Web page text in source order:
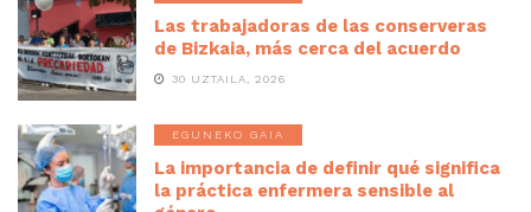
Las trabajadoras de las conserveras
de Bizkaia, más cerca del acuerdo
30 UZTAILA, 2026
EGUNEKO GAIA
La importancia de definir qué significa
la práctica enfermera sensible al